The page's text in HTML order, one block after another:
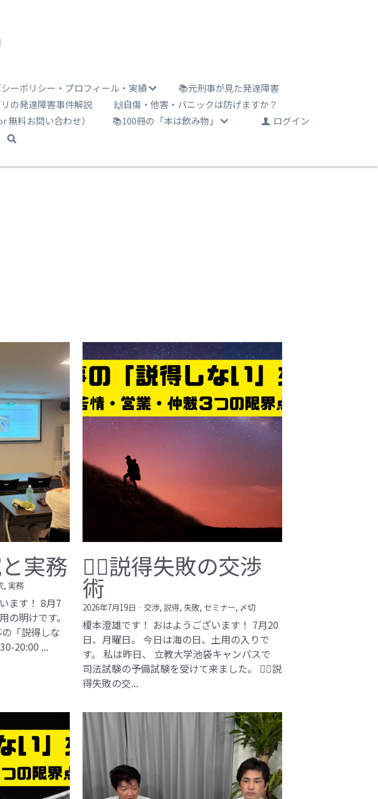
ーポリシー・プロフィール・実績
📚元刑事が見た発達障害
の発達障害事件解説
🙌自傷・他害・パニックは防げますか？
無料お問い合わせ） 📚100冊の「本は飲み物」
ログイン
実務
, 実務
ます！ 8月7
の明けです。
「説得しな
20:00 ...
🕵️‍♂️説得失敗の交渉
術
2026年7月19日 · 交渉, 説得, 失敗, セミナー, 〆切
榎本澄雄です！ おはようございます！ 7月20
日、月曜日。 今日は海の日、土用の入りで
す。 私は昨日、 立教大学池袋キャンパスで
司法試験の予備試験を受けて来ました。 🕵️‍♂️説
得失敗の交...